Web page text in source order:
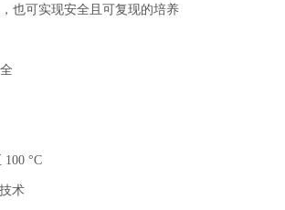
，也可实现安全且可复现的培养
100 °C
术